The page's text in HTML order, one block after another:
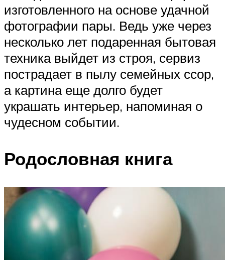
изготовленного на основе удачной
фотографии пары. Ведь уже через
несколько лет подаренная бытовая
техника выйдет из строя, сервиз
пострадает в пылу семейных ссор,
а картина еще долго будет
украшать интерьер, напоминая о
чудесном событии.
Родословная книга